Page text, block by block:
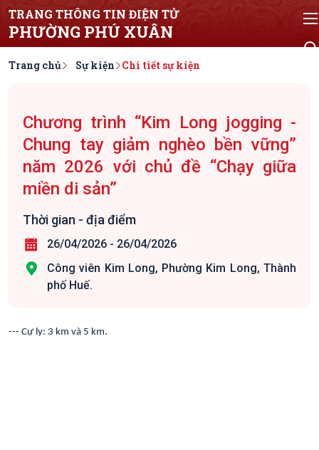
TRANG THÔNG TIN ĐIỆN TỬ
PHƯỜNG PHÚ XUÂN
Trang chủ Sự kiện Chi tiết sự kiện
Chương trình “Kim Long jogging -
Chung tay giảm nghèo bền vững”
năm 2026 với chủ đề “Chạy giữa
miền di sản”
Thời gian - địa điểm
26/04/2026 - 26/04/2026
Công viên Kim Long, Phường Kim Long, Thành
phố Huế.
--- Cự ly: 3 km và 5 km.